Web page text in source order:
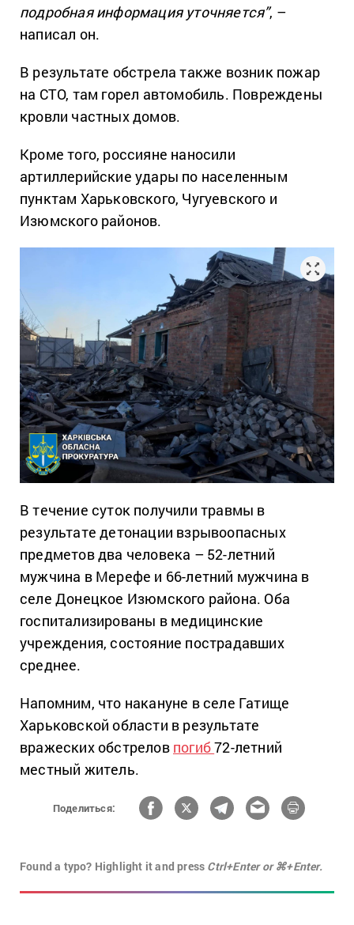
подробная информация уточняется”, –
написал он.
В результате обстрела также возник пожар
на СТО, там горел автомобиль. Повреждены
кровли частных домов.
Кроме того, россияне наносили
артиллерийские удары по населенным
пунктам Харьковского, Чугуевского и
Изюмского районов.
В течение суток получили травмы в
результате детонации взрывоопасных
предметов два человека – 52-летний
мужчина в Мерефе и 66-летний мужчина в
селе Донецкое Изюмского района. Оба
госпитализированы в медицинские
учреждения, состояние пострадавших
среднее.
Напомним, что накануне в селе Гатище
Харьковской области в результате
вражеских обстрелов погиб72-летний
местный житель.
Поделиться:
Found a typo? Highlight it and press Ctrl+Enter or ⌘+Enter.